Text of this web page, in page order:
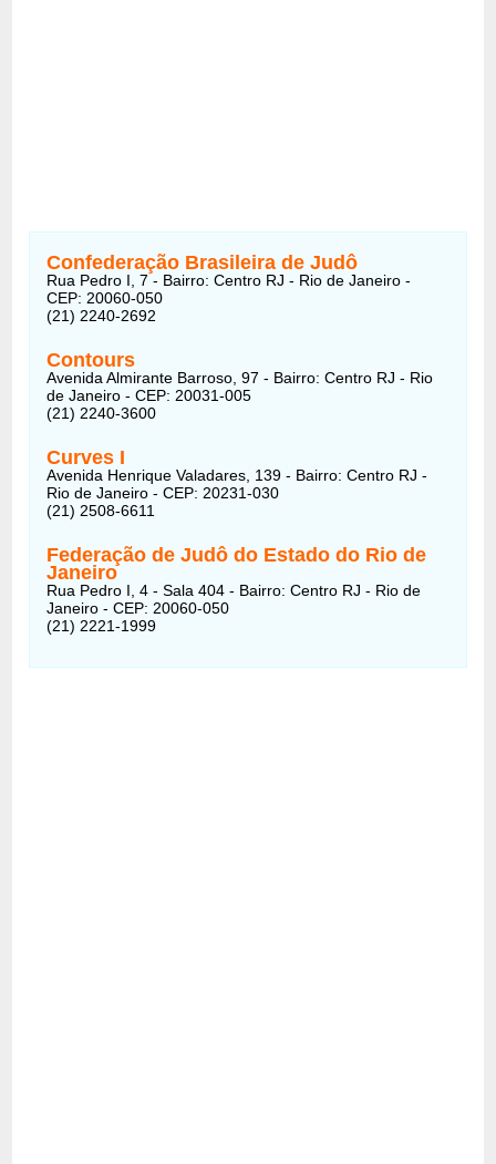
Confederação Brasileira de Judô
Rua Pedro I, 7 - Bairro: Centro RJ - Rio de Janeiro -
CEP: 20060-050
(21) 2240-2692
Contours
Avenida Almirante Barroso, 97 - Bairro: Centro RJ - Rio
de Janeiro - CEP: 20031-005
(21) 2240-3600
Curves I
Avenida Henrique Valadares, 139 - Bairro: Centro RJ -
Rio de Janeiro - CEP: 20231-030
(21) 2508-6611
Federação de Judô do Estado do Rio de
Janeiro
Rua Pedro I, 4 - Sala 404 - Bairro: Centro RJ - Rio de
Janeiro - CEP: 20060-050
(21) 2221-1999